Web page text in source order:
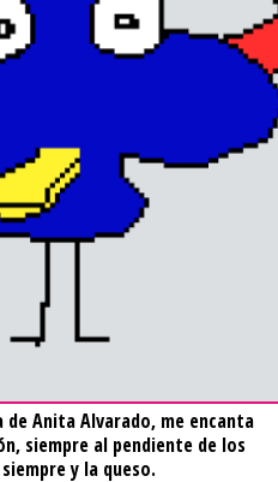
de Anita Alvarado, me encanta
siempre al pendiente de los
y la queso.